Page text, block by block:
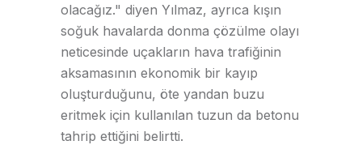
olacağız." diyen Yılmaz, ayrıca kışın
soğuk havalarda donma çözülme olayı
neticesinde uçakların hava trafiğinin
aksamasının ekonomik bir kayıp
oluşturduğunu, öte yandan buzu
eritmek için kullanılan tuzun da betonu
tahrip ettiğini belirtti.